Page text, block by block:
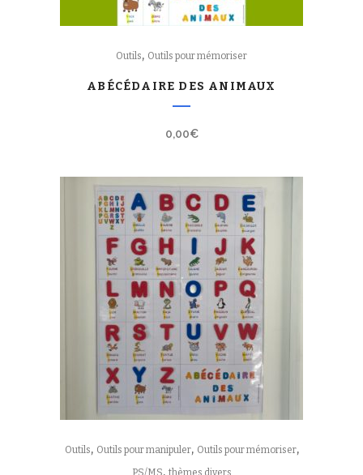
Outils, Outils pour mémoriser
ABÉCÉDAIRE DES ANIMAUX
0,00€
Outils, Outils pour manipuler, Outils pour mémoriser,
PS/MS, thèmes divers